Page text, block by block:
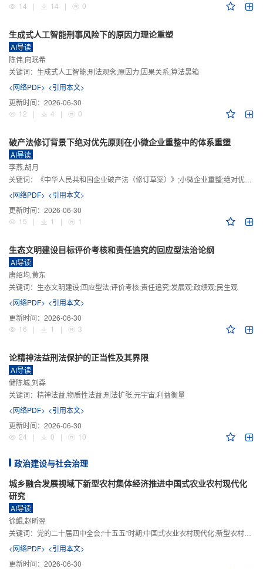
14
| 14 | 0
生成式人工智能刑事风险下的原因力理论重塑
AI导读
陈伟,向珉希
关键词： 生成式人工智能;刑法观念;原因力;因果关系;算法黑箱
<网络PDF> <引用本文>
更新时间： 2026-06-30
12
| 4 | 0
破产法修订背景下绝对优先原则在小微企业重整中的体系重塑
AI导读
李燕,胡月
关键词：
《中华人民共和国企业破产法（修订草案）》;小微企业重整;绝对优先原则;股东权益保留;预期可支配收入标准
<网络PDF> <引用本文>
更新时间： 2026-06-30
15
| 1 | 1
生态文明建设目标评价考核和责任追究的回应型法治论纲
AI导读
唐绍均,黄东
关键词： 生态文明建设;回应型法;评价考核;责任追究;发展观;政绩观;民生观
<网络PDF> <引用本文>
更新时间： 2026-06-30
16
| 1 | 3
论精神法益刑法保护的正当性及其界限
AI导读
储陈城,刘森
关键词： 精神法益;物质性法益;刑法扩张;元宇宙;利益衡量
<网络PDF> <引用本文>
更新时间： 2026-06-30
24
| 0 | 10
政治建设与社会治理
城乡融合发展视域下新型农村集体经济推进中国式农业农村现代化
研究
AI导读
徐鲲,赵昕翌
关键词： 党的二十届四中全会;“十五五”时期;中国式农业农村现代化;新型农村集体经济;城乡融合发展;新质生产力
<网络PDF> <引用本文>
更新时间： 2026-06-30